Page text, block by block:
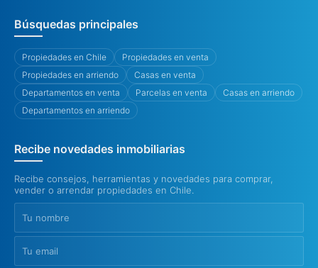
Búsquedas principales
Propiedades en Chile
Propiedades en venta
Propiedades en arriendo
Casas en venta
Departamentos en venta
Parcelas en venta
Casas en arriendo
Departamentos en arriendo
Recibe novedades inmobiliarias
Recibe consejos, herramientas y novedades para comprar,
vender o arrendar propiedades en Chile.